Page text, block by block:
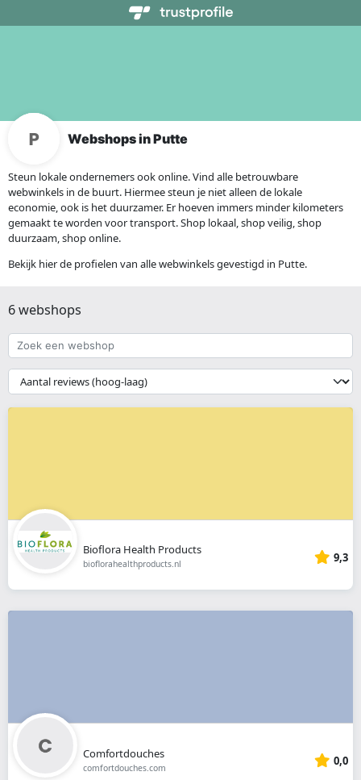
Webshops in Putte
Steun lokale ondernemers ook online. Vind alle betrouwbare
webwinkels in de buurt. Hiermee steun je niet alleen de lokale
economie, ook is het duurzamer. Er hoeven immers minder kilometers
gemaakt te worden voor transport. Shop lokaal, shop veilig, shop
duurzaam, shop online.
Bekijk hier de profielen van alle webwinkels gevestigd in Putte.
6 webshops
Zoek
een
webshop
{{
__('Sort')
}}
Bioflora Health Products
bioflorahealthproducts.nl 9,3
Comfortdouches
comfortdouches.com 0,0